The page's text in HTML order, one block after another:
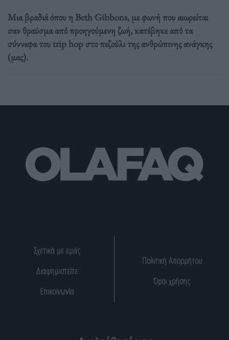
Μια βραδιά όπου η Beth Gibbons, με φωνή που αιωρείται
σαν θραύσμα από προηγούμενη ζωή, κατέβηκε από τα
σύννεφα του trip hop στο πεζούλι της ανθρώπινης ανάγκης
(μας).
Σχετικά με εμάς
Διαφημιστείτε
Επικοινωνία
Πολιτική Απορρήτου
Όροι χρήσης